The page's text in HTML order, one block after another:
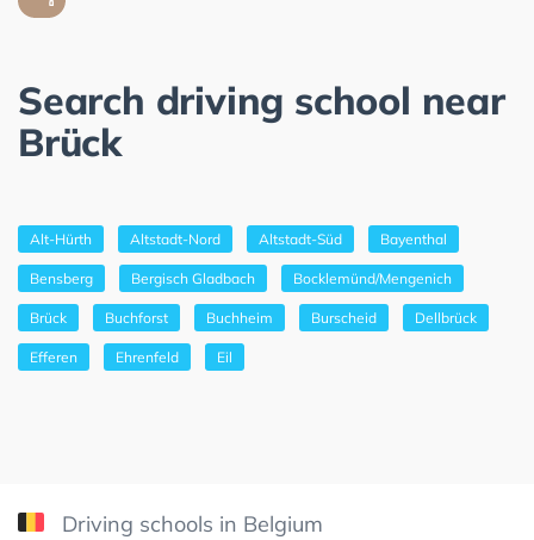
Search driving school near
Brück
Alt-Hürth Altstadt-Nord Altstadt-Süd Bayenthal
Bensberg Bergisch Gladbach Bocklemünd/Mengenich
Brück Buchforst Buchheim Burscheid Dellbrück
Efferen Ehrenfeld Eil
Driving schools in Belgium